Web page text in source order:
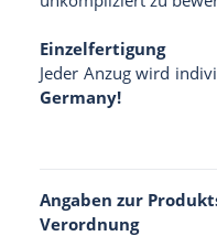
Einzelfertigung
Jeder Anzug wird
Germany!
Angaben zur
Verordnung